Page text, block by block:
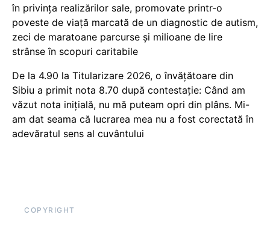
în privința realizărilor sale, promovate printr-o
poveste de viață marcată de un diagnostic de autism,
zeci de maratoane parcurse și milioane de lire
strânse în scopuri caritabile
De la 4.90 la Titularizare 2026, o învățătoare din
Sibiu a primit nota 8.70 după contestație: Când am
văzut nota inițială, nu mă puteam opri din plâns. Mi-
am dat seama că lucrarea mea nu a fost corectată în
adevăratul sens al cuvântului
COPYRIGHT